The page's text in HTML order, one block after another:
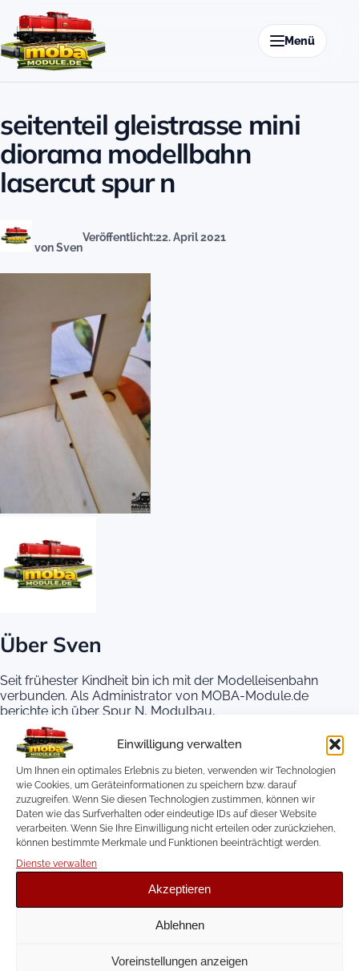
Einwilligung verwalten
Um Ihnen ein optimales Erlebnis zu bieten, verwenden wir Technologien
wie Cookies, um Geräteinformationen zu speichern bzw. darauf
zuzugreifen. Wenn Sie diesen Technologien zustimmen, können wir
Daten wie das Surfverhalten oder eindeutige IDs auf dieser Website
verarbeiten. Wenn Sie Ihre Einwilligung nicht erteilen oder zurückziehen,
können bestimmte Merkmale und Funktionen beeinträchtigt werden.
Dienste verwalten
Akzeptieren
Ablehnen
Voreinstellungen anzeigen
Menü
seitenteil gleistrasse mini
diorama modellbahn
lasercut spur n
von Sven
Veröffentlicht:22. April 2021
Über Sven
Seit frühester Kindheit bin ich mit der Modelleisenbahn
verbunden. Als Administrator von MOBA-Module.de
berichte ich über Spur N, Modulbau,
Landschaftsgestaltung und Modelleisenbahn-
Elektronik. Dabei entwickle und dokumentiere ich
eigene Projekte, Anleitungen und offene Lösungen für
andere Modellbahnbegeisterte.
Website
Instagram
YouTube